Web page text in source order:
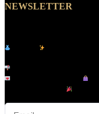
NEWSLETTER
Le site
Inscrivez-vous à notre
Offres exclusives |